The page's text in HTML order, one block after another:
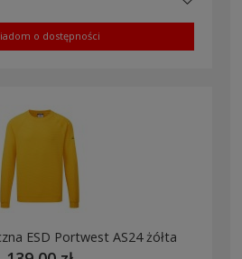
o dostępności
ESD Portwest AS24 żółta